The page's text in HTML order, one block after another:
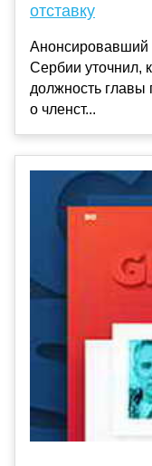
отставку
Анонсировавший
Сербии уточнил,
должность главы
о членст...